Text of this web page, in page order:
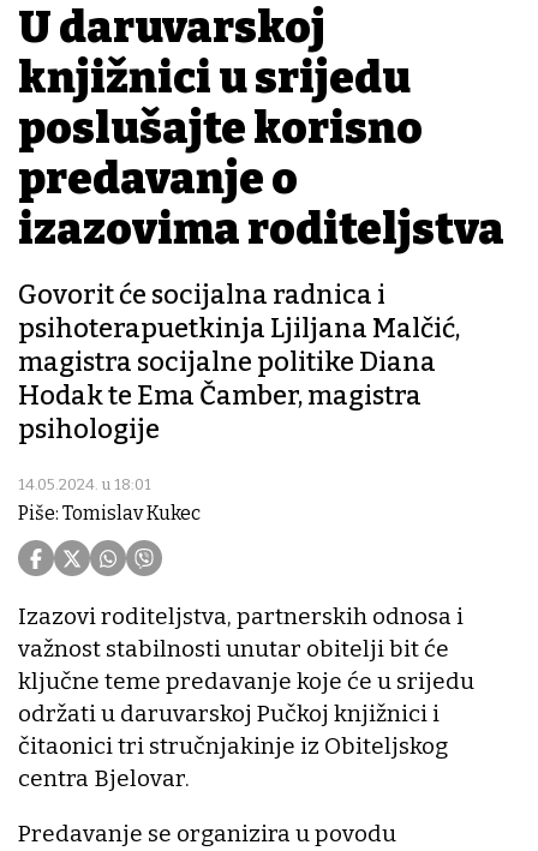
U daruvarskoj
knjižnici u srijedu
poslušajte korisno
predavanje o
izazovima roditeljstva
Govorit će socijalna radnica i
psihoterapuetkinja Ljiljana Malčić,
magistra socijalne politike Diana
Hodak te Ema Čamber, magistra
psihologije
14.05.2024. u 18:01
Piše: Tomislav Kukec
Izazovi roditeljstva, partnerskih odnosa i
važnost stabilnosti unutar obitelji bit će
ključne teme predavanje koje će u srijedu
održati u daruvarskoj Pučkoj knjižnici i
čitaonici tri stručnjakinje iz Obiteljskog
centra Bjelovar.
Predavanje se organizira u povodu